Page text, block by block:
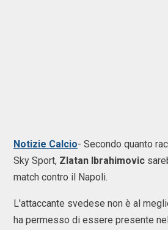
Notizie Calcio- Secondo quanto
Sky Sport, Zlatan Ibrahimovic
match contro il Napoli.
L'attaccante svedese non è al
ha permesso di essere presente